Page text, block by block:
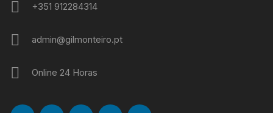
+351 912284314
admin@gilmonteiro.pt
Online 24 Horas